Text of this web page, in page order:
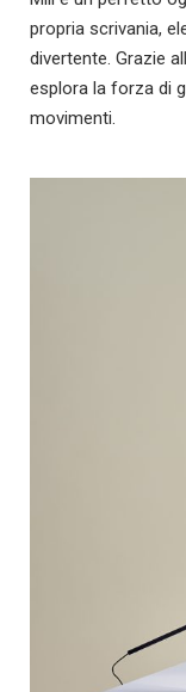
propria scrivania,
divertente. Grazie
esplora la forza di
movimenti.